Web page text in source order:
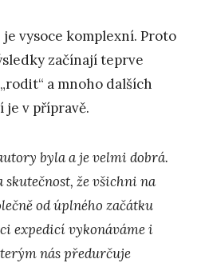
je vysoce komplexní. Proto
začínají teprve
a mnoho dalších
je v přípravě.
byla a je velmi dobrá.
že všichni na
od úplného začátku
expedicí vykonáváme i
nás předurčuje